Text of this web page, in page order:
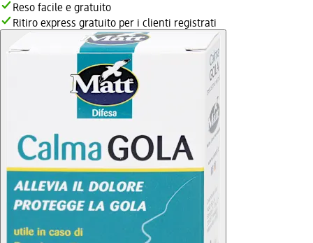
Reso facile e gratuito
Ritiro express gratuito per i clienti registrati